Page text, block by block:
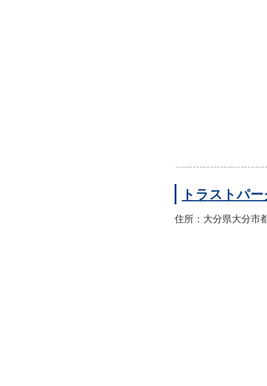
トラストパ
住所：大分県大分市